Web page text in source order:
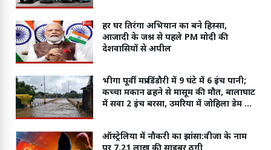
हर घर तिरंगा अभियान का बने हिस्सा,
आजादी के जश्न से पहले PM मोदी की
देशवासियों से अपील
भीगा पूर्वी मप्र-डिंडौरी में 9 घंटे में 6 इंच पानी;
कच्चा मकान ढहने से मासूम की मौत, बालाघाट
में सवा 2 इंच बरसा, उमरिया में जोहिला डेम के
ऑस्ट्रेलिया में नौकरी का झांसा:वीजा के नाम